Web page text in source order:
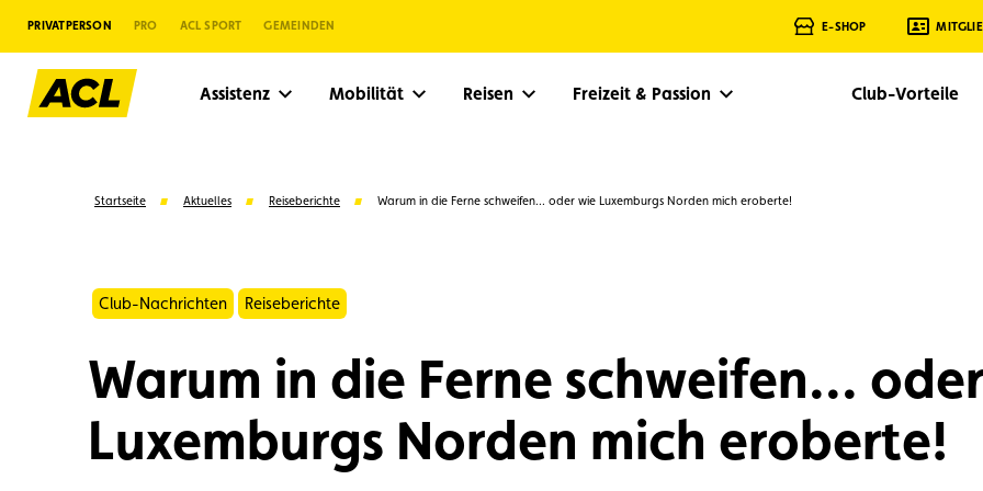
PRIVATPERSON PRO ACL SPORT GEMEINDEN E-SHOP
Assistenz Mobilität Reisen Freizeit & Passion Club-Vorteile
Vorschläge
Startseite Aktuelles Reiseberichte Warum in die Ferne schweifen... oder wie Luxemburgs Norden mich eroberte!
Club-Nachrichten Reiseberichte
Warum in die Ferne schweifen...
Luxemburgs Norden mich eroberte!